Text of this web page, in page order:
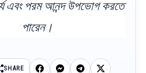
এবং পরম আনন্দ উপভোগ করতে
পারেন।
SHARE